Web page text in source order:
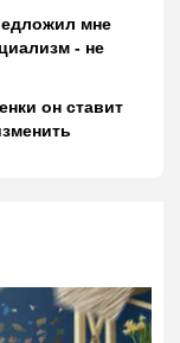
мне
- не
он ставит